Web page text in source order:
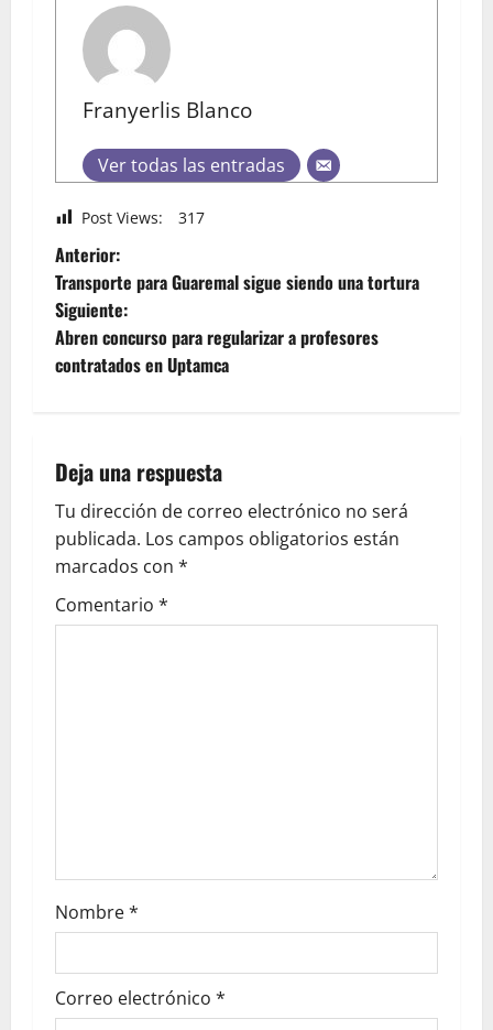
Franyerlis Blanco
Ver todas las entradas
Post Views: 317
Anterior:
Transporte para Guaremal sigue siendo una tortura
Siguiente:
Abren concurso para regularizar a profesores
contratados en Uptamca
Deja una respuesta
Tu dirección de correo electrónico no será
publicada. Los campos obligatorios están
marcados con *
Comentario *
Nombre*
Correo electrónico *